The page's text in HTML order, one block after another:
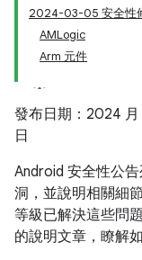
2024-03-05 安全性
AMLogic
Arm 元件
發布日期：2024
日
Android 安全性公
洞，並說明相關細
等級已解決這些問
的說明文章，瞭解